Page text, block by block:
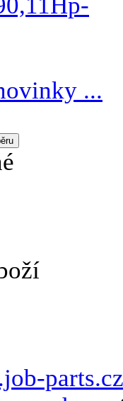
...
parts.cz